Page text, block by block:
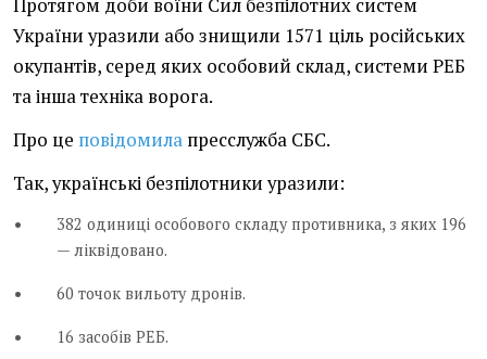
Протягом доби воїни Сил безпілотних систем
України уразили або знищили 1571 ціль російських
окупантів, серед яких особовий склад, системи РЕБ
та інша техніка ворога.
Про це повідомила пресслужба СБС.
Так, українські безпілотники уразили:
382 одиниці особового складу противника, з яких 196
— ліквідовано.
60 точок вильоту дронів.
16 засобів РЕБ.